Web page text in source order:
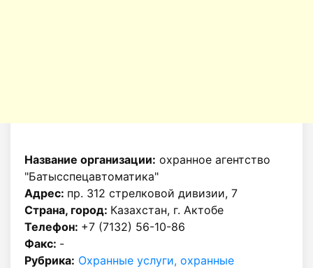
Название организации: охранное агентство
"Батысспецавтоматика"
Адрес: пр. 312 стрелковой дивизии, 7
Страна, город: Казахстан, г. Актобе
Телефон: +7 (7132) 56-10-86
Факс: -
Рубрика: Охранные услуги, охранные